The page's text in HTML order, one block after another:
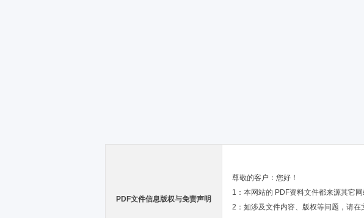
PDF文件信息版权与免责声明
尊敬的客户：您好！
1：本网站的 PDF资料文件都来源其它
2：如涉及文件内容、版权等问题，请